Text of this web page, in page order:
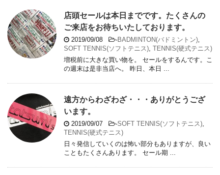
店頭セールは本日までです。たくさんの
ご来店をお待ちいたしております。
2019/09/08 -BADMINTON(バドミントン),
SOFT TENNIS(ソフトテニス), TENNIS(硬式テニス)
増税前に大きな買い物を。 セールをするんです。こ
の週末は是非当店へ。 昨日、本日 ...
遠方からわざわざ・・・ありがとうござ
います。
2019/09/07 -SOFT TENNIS(ソフトテニス),
TENNIS(硬式テニス)
日々発信していくのは怖い部分もありますが、良い
こともたくさんあります。 セール期 ...